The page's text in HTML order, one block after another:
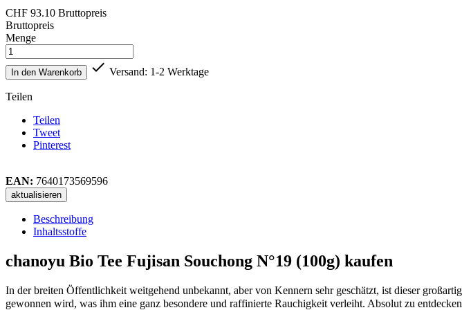
CHF 93.10 Bruttopreis
Bruttopreis
Menge
In den Warenkorb  Versand: 1-2 Werktage
Teilen
Teilen
Tweet
Pinterest
EAN: 7640173569596
Beschreibung
Inhaltsstoffe
chanoyu Bio Tee Fujisan Souchong N°19 (100g) kaufen
In der breiten Öffentlichkeit weitgehend unbekannt, aber von Kennern sehr geschätzt, ist dieser
gewonnen wird, was ihm eine ganz besondere und raffinierte Rauchigkeit verleiht. Absolut zu